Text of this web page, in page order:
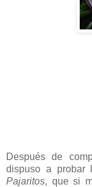
Después de
dispuso a
Pajaritos, que si